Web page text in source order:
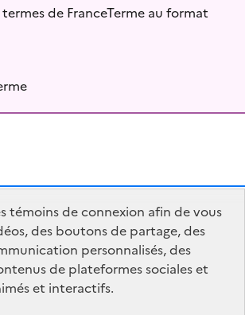
termes de FranceTerme au format
légales Qui sommes-nous ?
pour améliorer les services
témoins de connexion afin de vous
des boutons de partage, des
personnalisés, des
de plateformes sociales et
et interactifs.